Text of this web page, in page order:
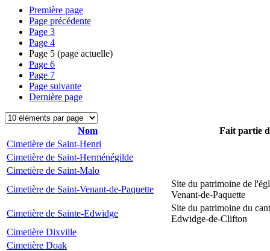
Première page
Page précédente
Page 3
Page 4
Page 5 (page actuelle)
Page 6
Page 7
Page suivante
Dernière page
Nom
Fait partie
Cimetière de Saint-Henri
Cimetière de Saint-Herménégilde
Cimetière de Saint-Malo
Cimetière de Saint-Venant-de-Paquette
Site du patrimoine de
Venant-de-Paquette
Cimetière de Sainte-Edwidge
Site du patrimoine du
Edwidge-de-Clifton
Cimetière Dixville
Cimetière Doak